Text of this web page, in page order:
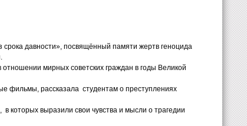
срока давности», посвящённый памяти жертв геноцида
мирных советских граждан в годы Великой
фильмы, рассказала студентам о преступлениях
в которых выразили свои чувства и мысли о трагедии